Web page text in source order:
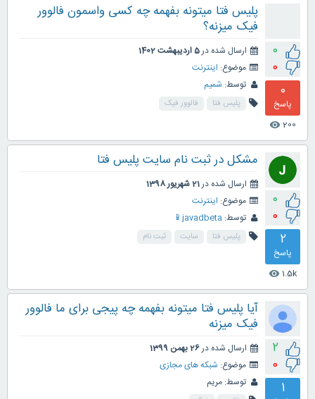
0
0
0
پاسخ
200
visibility
پلیس فتا میتونه بفهمه چه کسی واسمون فالوور
فیک میزنه؟
ارسال شده در5 اردیبهشت 1402
موضوع: اینترنت
توسط: شمیم
پلیس فتا فالوور فیک
0
0
2
پاسخ
1.5k
visibility
مشکل در ثبت نام سایت پلیس فتا
ارسال شده در21 شهریور 1398
موضوع: اینترنت
توسط: javadbeta📱
پلیس فتا سایت ثبت نام
2
0
1
آیا پلیس فتا میتونه بفهمه چه پیجی برای ما فالوور
فیک میزنه
ارسال شده در26 بهمن 1399
موضوع: شبکه های مجازی
توسط: مریم